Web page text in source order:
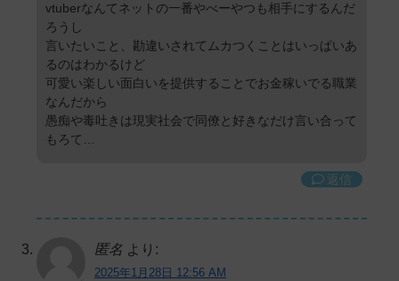
vtuberなんてネットの一番やべーやつも相手にするんだ
ろうし
言いたいこと、勘違いされてムカつくことはいっぱいあ
るのはわかるけど
可愛い楽しい面白いを提供することでお金稼いでる職業
なんだから
愚痴や毒吐きは現実社会で同僚と好きなだけ言い合って
もろて…
返信
匿名 より:
2025年1月28日 12:56 AM